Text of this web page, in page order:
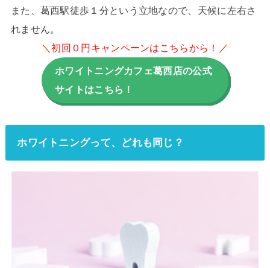
また、葛西駅徒歩１分という立地なので、天候に左右さ
れません。
＼初回０円キャンペーンはこちらから！／
ホワイトニングカフェ葛西店の公式
サイトはこちら！
ホワイトニングって、どれも同じ？